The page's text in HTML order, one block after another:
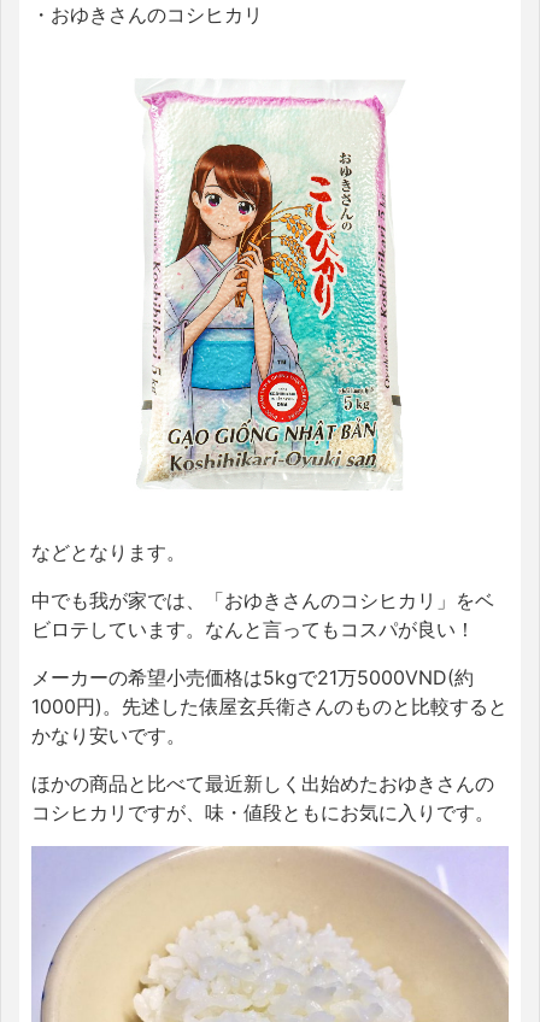
・おゆきさんのコシヒカリ
などとなります。
中でも我が家では、「おゆきさんのコシヒカリ」をベ
ビロテしています。なんと言ってもコスパが良い！
メーカーの希望小売価格は5kgで21万5000VND(約
1000円)。先述した俵屋玄兵衛さんのものと比較すると
かなり安いです。
ほかの商品と比べて最近新しく出始めたおゆきさんの
コシヒカリですが、味・値段ともにお気に入りです。